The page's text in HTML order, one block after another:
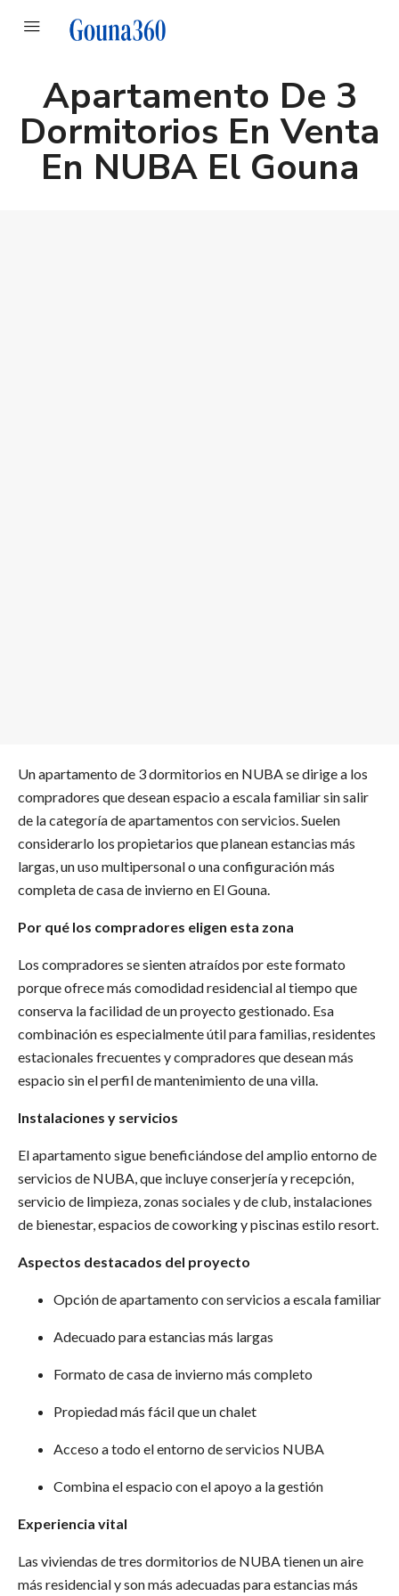
Apartamento De 3
Dormitorios En Venta
En NUBA El Gouna
Un apartamento de 3 dormitorios en NUBA se dirige a los
compradores que desean espacio a escala familiar sin salir
de la categoría de apartamentos con servicios. Suelen
considerarlo los propietarios que planean estancias más
largas, un uso multipersonal o una configuración más
completa de casa de invierno en El Gouna.
Por qué los compradores eligen esta zona
Los compradores se sienten atraídos por este formato
porque ofrece más comodidad residencial al tiempo que
conserva la facilidad de un proyecto gestionado. Esa
combinación es especialmente útil para familias, residentes
estacionales frecuentes y compradores que desean más
espacio sin el perfil de mantenimiento de una villa.
Instalaciones y servicios
El apartamento sigue beneficiándose del amplio entorno de
servicios de NUBA, que incluye conserjería y recepción,
servicio de limpieza, zonas sociales y de club, instalaciones
de bienestar, espacios de coworking y piscinas estilo resort.
Aspectos destacados del proyecto
Opción de apartamento con servicios a escala familiar
Adecuado para estancias más largas
Formato de casa de invierno más completo
Propiedad más fácil que un chalet
Acceso a todo el entorno de servicios NUBA
Combina el espacio con el apoyo a la gestión
Experiencia vital
Las viviendas de tres dormitorios de NUBA tienen un aire
más residencial y son más adecuadas para estancias más